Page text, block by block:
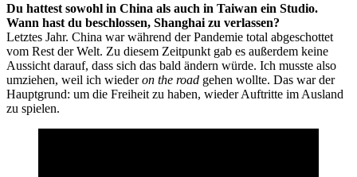
Du hattest sowohl in China als auch in Taiwan ein Studio.
Wann hast du beschlossen, Shanghai zu verlassen?
Letztes Jahr. China war während der Pandemie total abgeschottet
vom Rest der Welt. Zu diesem Zeitpunkt gab es außerdem keine
Aussicht darauf, dass sich das bald ändern würde. Ich musste also
umziehen, weil ich wiederon the road gehen wollte. Das war der
Hauptgrund: um die Freiheit zu haben, wieder Auftritte im Ausland
zu spielen.